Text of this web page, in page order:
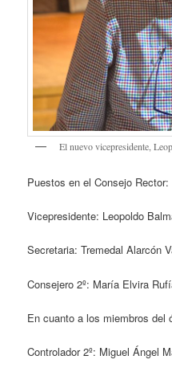
El nuevo vicepresidente,
Puestos en el Consejo Rector:
Vicepresidente: Leopoldo
Secretaria: Tremedal Alarcón
Consejero 2º: María Elvira
En cuanto a los miembros del
Controlador 2º: Miguel Ángel